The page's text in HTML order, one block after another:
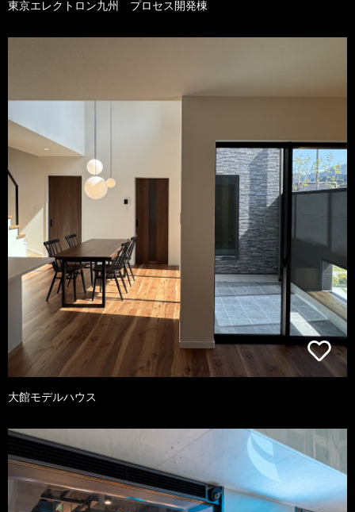
東京エレクトロン九州 プロセス開発棟
大館モデルハウス